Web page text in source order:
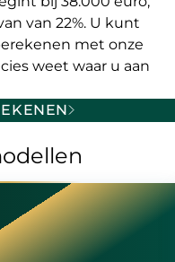
van 22%. U kunt
met onze
weet waar u aan